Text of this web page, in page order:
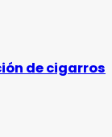
de cigarros